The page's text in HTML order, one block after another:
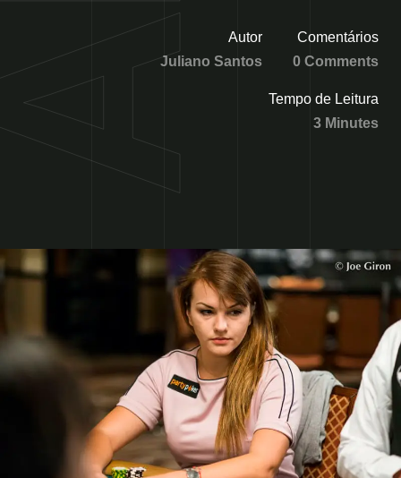
Autor
Juliano Santos
Comentários
0 Comments
Tempo de Leitura
3 Minutes